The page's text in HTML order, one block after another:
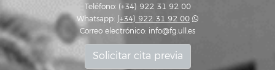
Teléfono: (+34) 922 31 92 00
Whatsapp: (+34) 922 31 92 00
Correo electrónico: info@fg.ull.es
Solicitar cita previa